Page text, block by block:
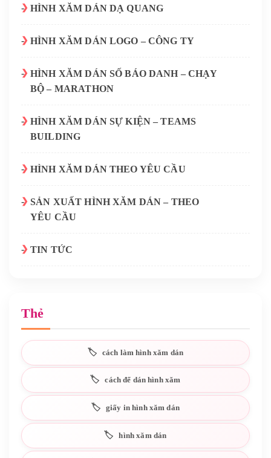
HÌNH XĂM DÁN DẠ QUANG
HÌNH XĂM DÁN LOGO – CÔNG TY
HÌNH XĂM DÁN SỐ BÁO DANH – CHẠY
BỘ – MARATHON
HÌNH XĂM DÁN SỰ KIỆN – TEAMS
BUILDING
HÌNH XĂM DÁN THEO YÊU CẦU
SẢN XUẤT HÌNH XĂM DÁN – THEO
YÊU CẦU
TIN TỨC
Thẻ
cách làm hình xăm dán
cách để dán hình xăm
giấy in hình xăm dán
hình xăm dán